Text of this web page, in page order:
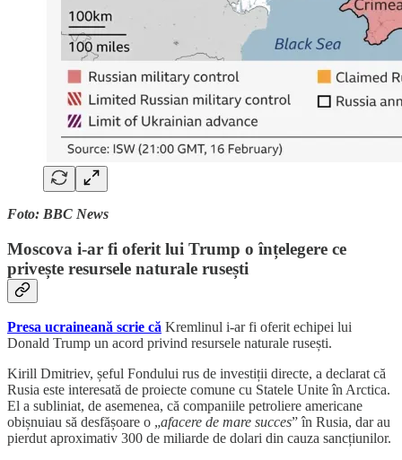
Foto: BBC News
Moscova i-ar fi oferit lui Trump o înțelegere ce
privește resursele naturale rusești
Presa ucraineană scrie că Kremlinul i-ar fi oferit echipei lui
Donald Trump un acord privind resursele naturale rusești.
Kirill Dmitriev, șeful Fondului rus de investiții directe, a declarat că
Rusia este interesată de proiecte comune cu Statele Unite în Arctica.
El a subliniat, de asemenea, că companiile petroliere americane
obișnuiau să desfășoare o „afacere de mare succes” în Rusia, dar au
pierdut aproximativ 300 de miliarde de dolari din cauza sancțiunilor.